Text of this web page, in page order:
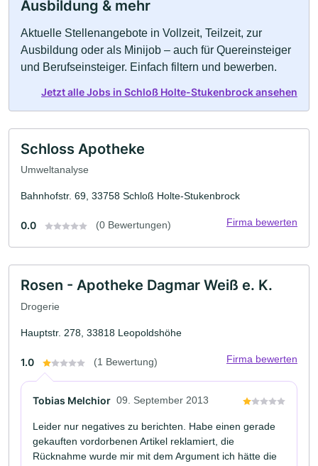
Ausbildung & mehr
Aktuelle Stellenangebote in Vollzeit, Teilzeit, zur
Ausbildung oder als Minijob – auch für Quereinsteiger
und Berufseinsteiger. Einfach filtern und bewerben.
Jetzt alle Jobs in Schloß Holte-Stukenbrock ansehen
Schloss Apotheke
Umweltanalyse
Bahnhofstr. 69, 33758 Schloß Holte-Stukenbrock
0.0 (0 Bewertungen) Firma bewerten
Rosen - Apotheke Dagmar Weiß e. K.
Drogerie
Hauptstr. 278, 33818 Leopoldshöhe
1.0 (1 Bewertung) Firma bewerten
Tobias Melchior 09. September 2013
Leider nur negatives zu berichten. Habe einen gerade
gekauften vordorbenen Artikel reklamiert, die
Rücknahme wurde mir mit dem Argument ich hätte die